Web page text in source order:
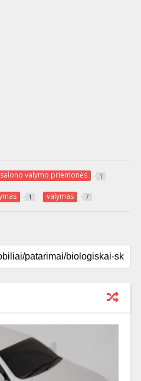
valymo priemonės 1
1 valymas 7